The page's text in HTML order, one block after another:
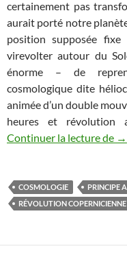
certainement pas
aurait porté notre
position supposée
virevolter autour du
énorme – de
cosmologique dite
animée d’un double
heures et révolution
Continuer la lecture de →
COSMOLOGIE
PRINCIPE
RÉVOLUTION COPERNICIENNE